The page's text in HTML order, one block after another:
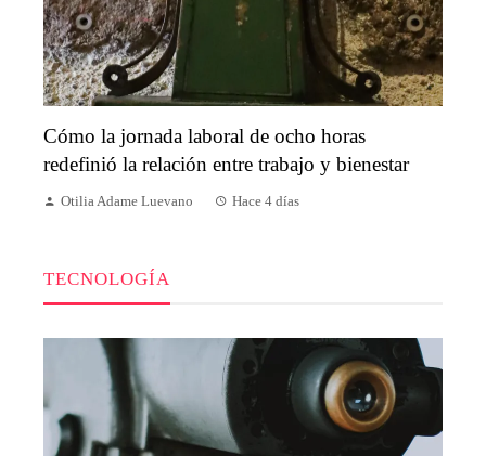
Cómo la jornada laboral de ocho horas
redefinió la relación entre trabajo y bienestar
Otilia Adame Luevano Hace 4 días
TECNOLOGÍA